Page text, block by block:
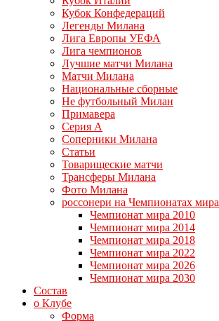
Кубок Конфедераций
Легенды Милана
Лига Европы УЕФА
Лига чемпионов
Лучшие матчи Милана
Матчи Милана
Национальные сборные
Не футбольный Милан
Примавера
Серия А
Соперники Милана
Статьи
Товарищеские матчи
Трансферы Милана
Фото Милана
россонери на Чемпионатах мира
Чемпионат мира 2010
Чемпионат мира 2014
Чемпионат мира 2018
Чемпионат мира 2022
Чемпионат мира 2026
Чемпионат мира 2030
Состав
о Клубе
Форма